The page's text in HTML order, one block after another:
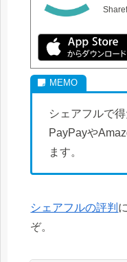
シェアフルで
PayPayや
ます。
シェアフルの評判
ぞ。